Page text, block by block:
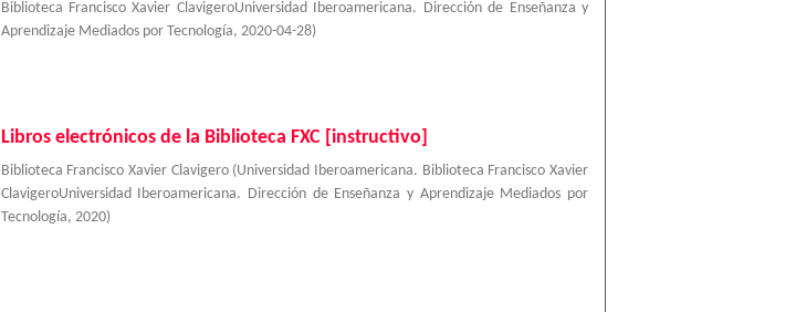
Biblioteca Francisco Xavier ClavigeroUniversidad Iberoamericana. Dirección de Enseñanza y
Aprendizaje Mediados por Tecnología, 2020-04-28)
Libros electrónicos de la Biblioteca FXC [instructivo]
Biblioteca Francisco Xavier Clavigero (Universidad Iberoamericana. Biblioteca Francisco Xavier
ClavigeroUniversidad Iberoamericana. Dirección de Enseñanza y Aprendizaje Mediados por
Tecnología, 2020)